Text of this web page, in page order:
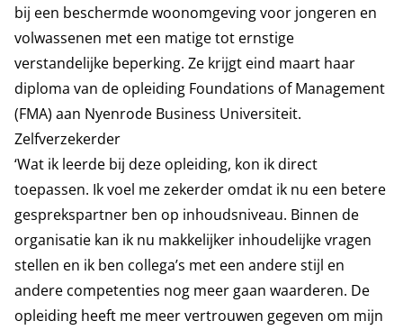
bij een beschermde woonomgeving voor jongeren en
volwassenen met een matige tot ernstige
verstandelijke beperking. Ze krijgt eind maart haar
diploma van de opleiding Foundations of Management
(FMA) aan Nyenrode Business Universiteit.
Zelfverzekerder
‘Wat ik leerde bij deze opleiding, kon ik direct
toepassen. Ik voel me zekerder omdat ik nu een betere
gesprekspartner ben op inhoudsniveau. Binnen de
organisatie kan ik nu makkelijker inhoudelijke vragen
stellen en ik ben collega’s met een andere stijl en
andere competenties nog meer gaan waarderen. De
opleiding heeft me meer vertrouwen gegeven om mijn